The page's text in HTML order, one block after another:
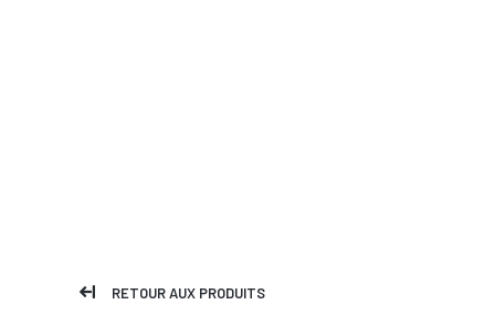
RETOUR AUX PRODUITS